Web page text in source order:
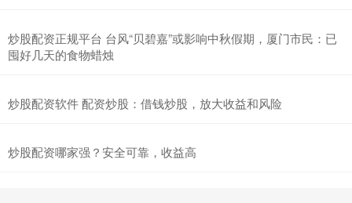
炒股配资正规平台 台风“贝碧嘉”或影响中秋假期，厦门市民：已
囤好几天的食物蜡烛
炒股配资软件 配资炒股：借钱炒股，放大收益和风险
炒股配资哪家强？安全可靠，收益高